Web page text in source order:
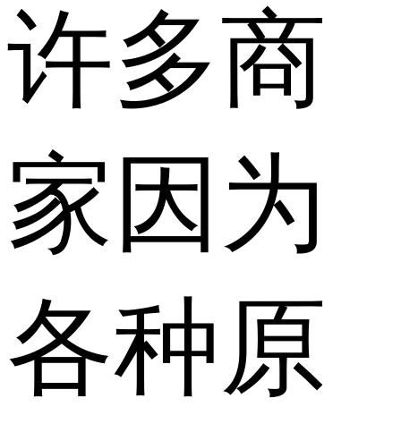
许多商
家因为
各种原